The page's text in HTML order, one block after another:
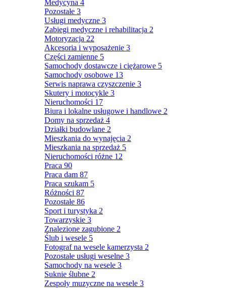
Medycyna 4
Pozostałe 3
Usługi medyczne 3
Zabiegi medyczne i rehabilitacja 2
Motoryzacja 22
Akcesoria i wyposażenie 3
Części zamienne 5
Samochody dostawcze i ciężarowe 5
Samochody osobowe 13
Serwis naprawa czyszczenie 3
Skutery i motocykle 3
Nieruchomości 17
Biura i lokalne usługowe i handlowe 2
Domy na sprzedaż 4
Działki budowlane 2
Mieszkania do wynajęcia 2
Mieszkania na sprzedaż 5
Nieruchomości różne 12
Praca 90
Praca dam 87
Praca szukam 5
Różności 87
Pozostałe 86
Sport i turystyka 2
Towarzyskie 3
Znalezione zagubione 2
Ślub i wesele 5
Fotograf na wesele kamerzysta 2
Pozostałe usługi weselne 3
Samochody na wesele 3
Suknie ślubne 2
Zespoły muzyczne na wesele 3